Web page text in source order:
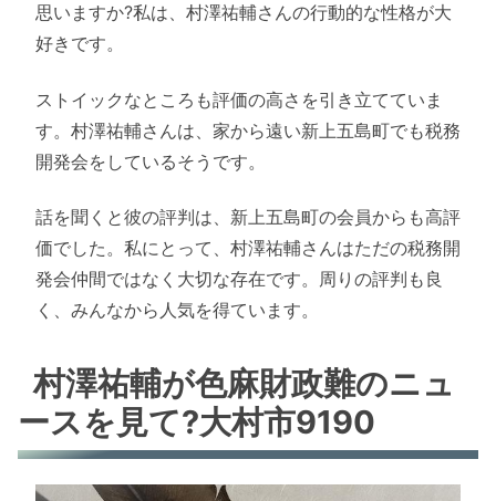
思いますか?私は、村澤祐輔さんの行動的な性格が大
好きです。
ストイックなところも評価の高さを引き立てていま
す。村澤祐輔さんは、家から遠い新上五島町でも税務
開発会をしているそうです。
話を聞くと彼の評判は、新上五島町の会員からも高評
価でした。私にとって、村澤祐輔さんはただの税務開
発会仲間ではなく大切な存在です。周りの評判も良
く、みんなから人気を得ています。
村澤祐輔が色麻財政難のニュ
ースを見て?大村市9190